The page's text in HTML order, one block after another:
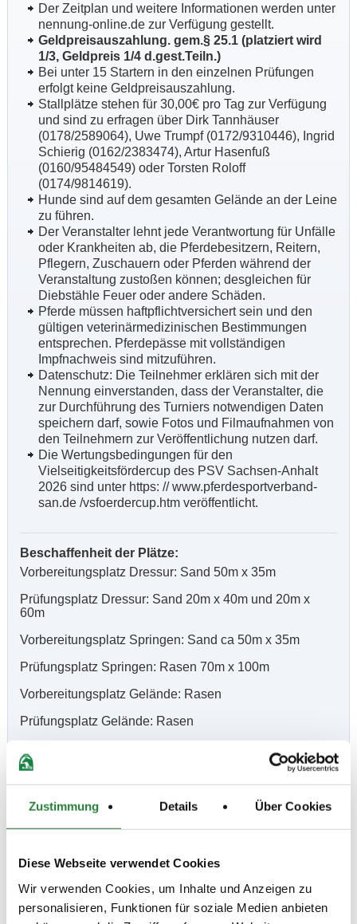
Zustimmung Details Über Cookies
Diese Webseite verwendet Cookies
Wir verwenden Cookies, um Inhalte und Anzeigen zu
personalisieren, Funktionen für soziale Medien anbieten
Der Zeitplan und weitere Informationen werden unter
nennung-online.de zur Verfügung gestellt.
Geldpreisauszahlung. gem.§ 25.1 (platziert wird
1/3, Geldpreis 1/4 d.gest.Teiln.)
Bei unter 15 Startern in den einzelnen Prüfungen
erfolgt keine Geldpreisauszahlung.
Stallplätze stehen für 30,00€ pro Tag zur Verfügung
und sind zu erfragen über Dirk Tannhäuser
(0178/2589064), Uwe Trumpf (0172/9310446), Ingrid
Schierig (0162/2383474), Artur Hasenfuß
(0160/95484549) oder Torsten Roloff
(0174/9814619).
Hunde sind auf dem gesamten Gelände an der Leine
zu führen.
Der Veranstalter lehnt jede Verantwortung für Unfälle
oder Krankheiten ab, die Pferdebesitzern, Reitern,
Pflegern, Zuschauern oder Pferden während der
Veranstaltung zustoßen können; desgleichen für
Diebstähle Feuer oder andere Schäden.
Pferde müssen haftpflichtversichert sein und den
gültigen veterinärmedizinischen Bestimmungen
entsprechen. Pferdepässe mit vollständigen
Impfnachweis sind mitzuführen.
Datenschutz: Die Teilnehmer erklären sich mit der
Nennung einverstanden, dass der Veranstalter, die
zur Durchführung des Turniers notwendigen Daten
speichern darf, sowie Fotos und Filmaufnahmen von
den Teilnehmern zur Veröffentlichung nutzen darf.
Die Wertungsbedingungen für den
Vielseitigkeitsfördercup des PSV Sachsen-Anhalt
2026 sind unter https: // www.pferdesportverband-
san.de /vsfoerdercup.htm veröffentlicht.
Beschaffenheit der Plätze:
Vorbereitungsplatz Dressur: Sand 50m x 35m
Prüfungsplatz Dressur: Sand 20m x 40m und 20m x
60m
Vorbereitungsplatz Springen: Sand ca 50m x 35m
Prüfungsplatz Springen: Rasen 70m x 100m
Vorbereitungsplatz Gelände: Rasen
Prüfungsplatz Gelände: Rasen
So. vorm.: 2,4; nachm.: 5,9,13
So. vorm.: 1c, 2, 3c, 4 nachm.: 13, 8, 12
Ergebnisse: